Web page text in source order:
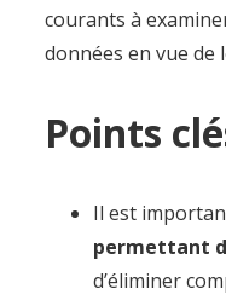
courants à
données en vue de
Points
Il est
permettant
d’éliminer